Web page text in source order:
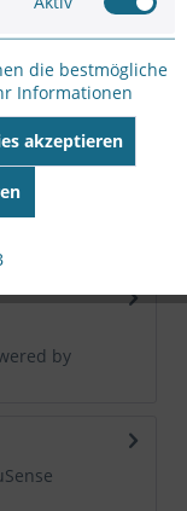
12mm)(C)
by
die bestmögliche
Informationen
akzeptieren